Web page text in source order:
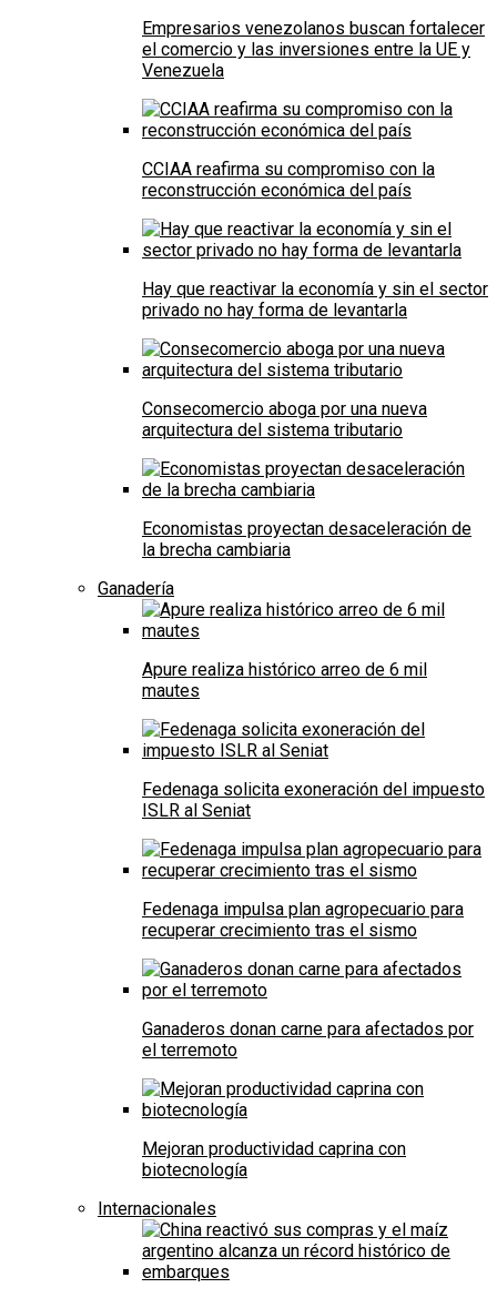
Empresarios venezolanos buscan fortalecer
el comercio y las inversiones entre la UE y
Venezuela
CCIAA reafirma su compromiso con la
reconstrucción económica del país
Hay que reactivar la economía y sin el sector
privado no hay forma de levantarla
Consecomercio aboga por una nueva
arquitectura del sistema tributario
Economistas proyectan desaceleración de
la brecha cambiaria
Ganadería
Apure realiza histórico arreo de 6 mil
mautes
Fedenaga solicita exoneración del impuesto
ISLR al Seniat
Fedenaga impulsa plan agropecuario para
recuperar crecimiento tras el sismo
Ganaderos donan carne para afectados por
el terremoto
Mejoran productividad caprina con
biotecnología
Internacionales